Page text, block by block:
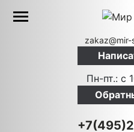
Пн-пт.: c